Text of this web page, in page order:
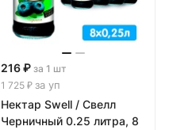
216 ₽ за 1 шт
1 725 ₽ за уп
Нектар Swell / Свелл
Черничный 0.25 литра, 8